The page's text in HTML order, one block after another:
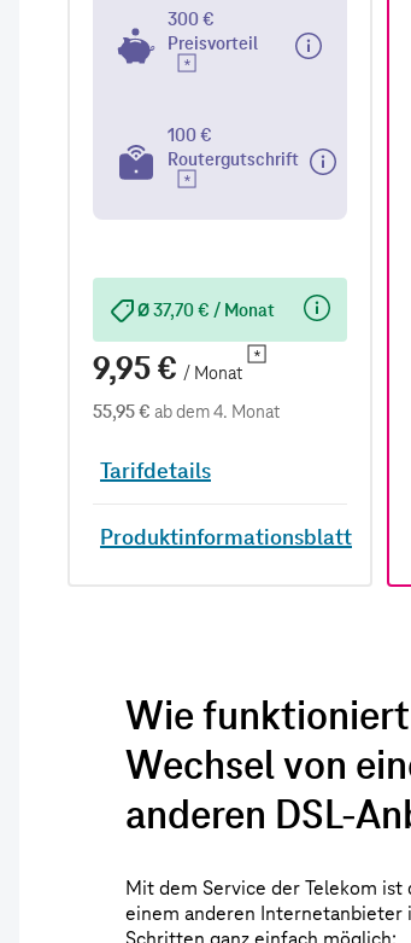
300 €
Preisvorteil
100 €
Routergutschrift
9,95 € / Monat
Ø 37,70 € / Monat
55,95 € ab dem 4. Monat
Tarifdetails
Produktinformationsblatt